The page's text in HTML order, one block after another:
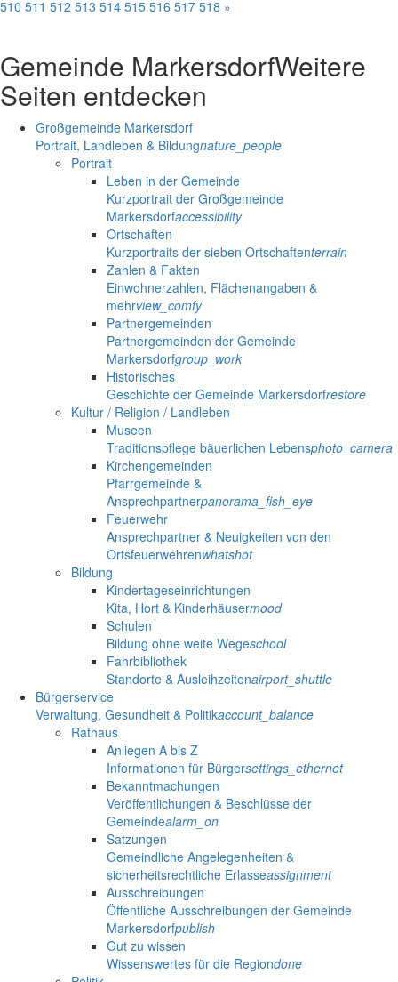
510 511 512 513 514 515 516 517 518 »
Gemeinde MarkersdorfWeitere
Seiten entdecken
Großgemeinde Markersdorf
Portrait, Landleben & Bildungnature_people
Portrait
Leben in der Gemeinde
Kurzportrait der Großgemeinde
Markersdorfaccessibility
Ortschaften
Kurzportraits der sieben Ortschaftenterrain
Zahlen & Fakten
Einwohnerzahlen, Flächenangaben &
mehrview_comfy
Partnergemeinden
Partnergemeinden der Gemeinde
Markersdorfgroup_work
Historisches
Geschichte der Gemeinde Markersdorfrestore
Kultur / Religion / Landleben
Museen
Traditionspflege bäuerlichen Lebensphoto_camera
Kirchengemeinden
Pfarrgemeinde &
Ansprechpartnerpanorama_fish_eye
Feuerwehr
Ansprechpartner & Neuigkeiten von den
Ortsfeuerwehrenwhatshot
Bildung
Kindertageseinrichtungen
Kita, Hort & Kinderhäusermood
Schulen
Bildung ohne weite Wegeschool
Fahrbibliothek
Standorte & Ausleihzeitenairport_shuttle
Bürgerservice
Verwaltung, Gesundheit & Politikaccount_balance
Rathaus
Anliegen A bis Z
Informationen für Bürgersettings_ethernet
Bekanntmachungen
Veröffentlichungen & Beschlüsse der
Gemeindealarm_on
Satzungen
Gemeindliche Angelegenheiten &
sicherheitsrechtliche Erlasseassignment
Ausschreibungen
Öffentliche Ausschreibungen der Gemeinde
Markersdorfpublish
Gut zu wissen
Wissenswertes für die Regiondone